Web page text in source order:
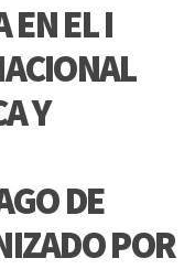
EN EL I
Y
DE
POR